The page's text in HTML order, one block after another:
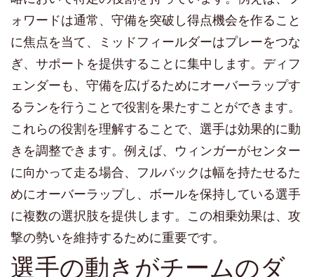
ォワードは通常、守備を突破し得点機会を作ること
に焦点を当て、ミッドフィールダーはプレーをつな
ぎ、サポートを提供することに集中します。ディフ
ェンダーも、守備を広げるためにオーバーラップす
るランを行うことで役割を果たすことができます。
これらの役割を理解することで、選手は効果的に動
きを調整できます。例えば、ウィンガーがセンター
に向かって走る場合、フルバックは幅を持たせるた
めにオーバーラップし、ボールを保持している選手
に複数の選択肢を提供します。この相乗効果は、攻
撃の勢いを維持するために重要です。
選手の動きがチームのダ